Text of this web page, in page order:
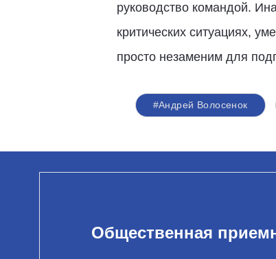
руководство командой.
критических ситуациях,
просто незаменим для
#Андрей Волосенок
Общественная